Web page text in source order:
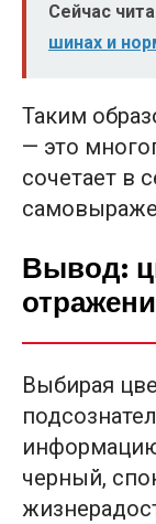
Сейчас
шинах и
Таким
— это
сочетает в
Вывод:
Выбирая
черный,